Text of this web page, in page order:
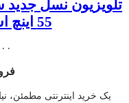
55 اینچ اسنوا مدل QK800
یک خرید اینترنتی مطمئن،